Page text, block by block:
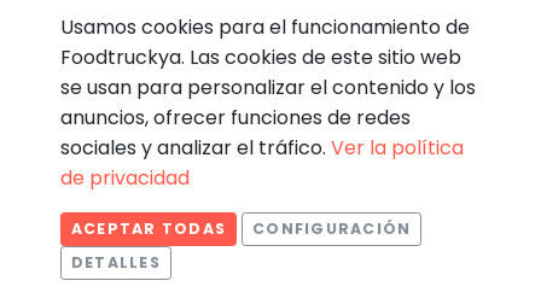
© Foodtruckya 2026
Condiciones de contratación Política de privacidad
Aviso legal
Usamos cookies para el funcionamiento de
Foodtruckya. Las cookies de este sitio web
se usan para personalizar el contenido y los
anuncios, ofrecer funciones de redes
sociales y analizar el tráfico. Ver la política
de privacidad
ACEPTAR TODAS
CONFIGURACIÓN
DETALLES